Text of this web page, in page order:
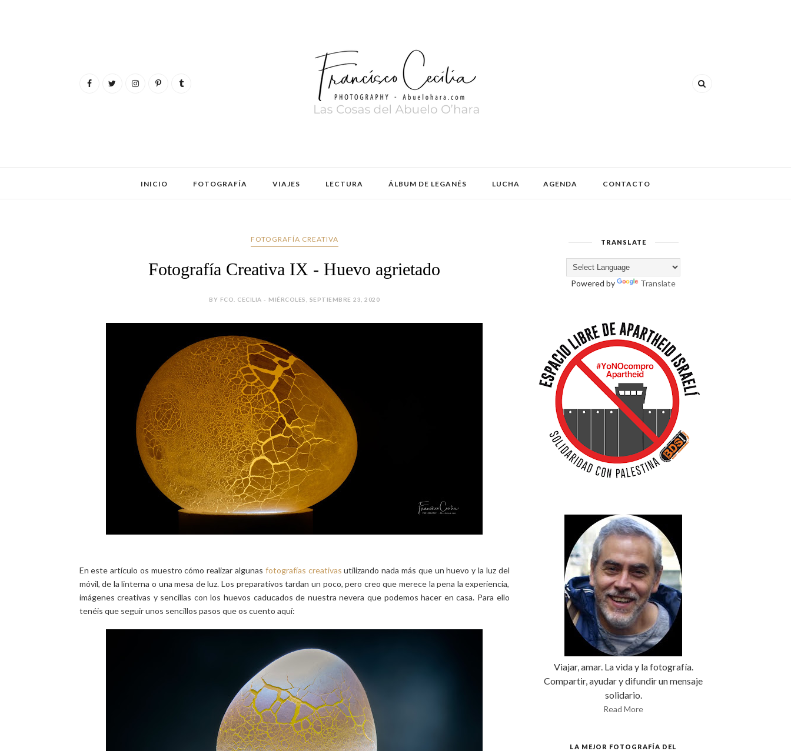
INICIO FOTOGRAFÍA VIAJES LECTURA ÁLBUM DE LEGANÉS LUCHA AGENDA CONTACTO
FOTOGRAFÍA CREATIVA
Fotografía Creativa IX - Huevo agrietado
BY FCO. CECILIA - MIÉRCOLES, SEPTIEMBRE 23, 2020
En este artículo os muestro cómo realizar algunas fotografías creativas utilizando nada más que un huevo y la luz del
móvil, de la linterna o una mesa de luz. Los preparativos tardan un poco, pero creo que merece la pena la experiencia,
imágenes creativas y sencillas con los huevos caducados de nuestra nevera que podemos hacer en casa. Para ello
tenéis que seguir unos sencillos pasos que os cuento aquí:
TRANSLATE
Powered by Translate
Viajar, amar. La vida y la fotografía.
Compartir, ayudar y difundir un mensaje
solidario.
Read More
LA MEJOR FOTOGRAFÍA DEL